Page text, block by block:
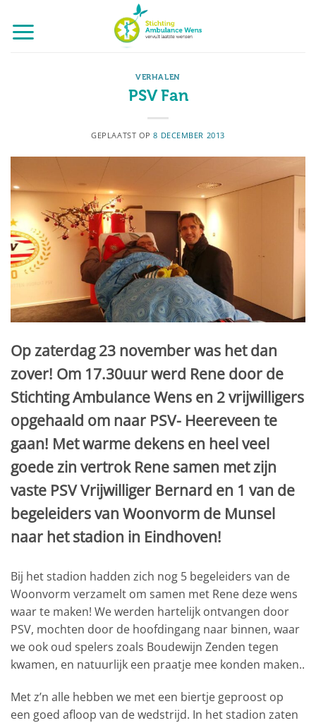
naar
inhoud
VERHALEN
PSV Fan
GEPLAATST OP8 DECEMBER 2013
Op zaterdag 23 november was het dan
zover! Om 17.30uur werd Rene door de
Stichting Ambulance Wens en 2 vrijwilligers
opgehaald om naar PSV- Heereveen te
gaan! Met warme dekens en heel veel
goede zin vertrok Rene samen met zijn
vaste PSV Vrijwilliger Bernard en 1 van de
begeleiders van Woonvorm de Munsel
naar het stadion in Eindhoven!
Bij het stadion hadden zich nog 5 begeleiders van de
Woonvorm verzamelt om samen met Rene deze wens
waar te maken! We werden hartelijk ontvangen door
PSV, mochten door de hoofdingang naar binnen, waar
we ook oud spelers zoals Boudewijn Zenden tegen
kwamen, en natuurlijk een praatje mee konden maken..
Met z’n alle hebben we met een biertje geproost op
een goed afloop van de wedstrijd. In het stadion zaten